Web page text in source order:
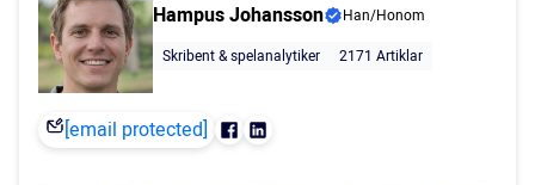
Hampus Johansson
Han/Honom
Skribent & spelanalytiker
2171 Artiklar
[email protected]